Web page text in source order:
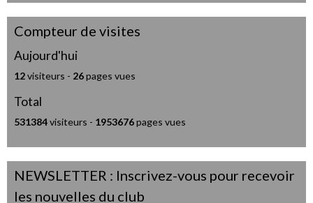
Compteur de visites
Aujourd'hui
12visiteurs - 26pages vues
Total
531384visiteurs - 1953676pages vues
NEWSLETTER : Inscrivez-vous pour recevoir
les nouvelles du club